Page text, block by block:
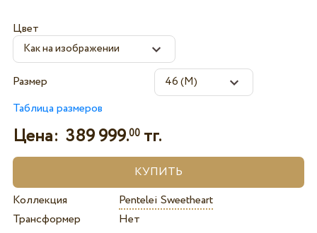
Цвет
Размер
Таблица размеров
Цена: 389 999.00тг.
Коллекция
Pentelei Sweetheart
Трансформер
Нет